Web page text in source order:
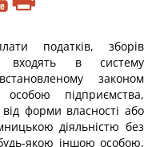
податків, зборів
входять в систему
законом
підприємства,
від форми власності або
діяльністю без
якою іншою особою,